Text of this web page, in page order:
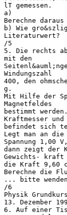
lT gemessen.
a)
Berechne
b) Wie
Literaturwert?
/5
5. Die rechts
mit den
Windungszahl
400, den
g.
Mit Hilfe der
Magnetfeldes
bestimmt
Kraftmesser und
befindet sich
Legt man an die
Spannung 1,00 V,
dann zeigt der
Gewichts- kraft
die Kraft 9,60
Berechne die
... bitte
/6
Physik Grundkurs
13. Dezember
6. Auf einer